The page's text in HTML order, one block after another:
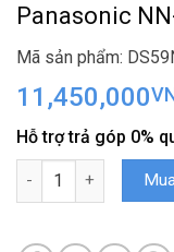
Panasonic
Mã sản phẩm:
11,450,000
Hỗ trợ trả góp 0%
Lò vi sóng hấp